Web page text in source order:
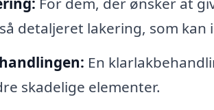
detaljeret lakering, som kan
En
skadelige elementer.